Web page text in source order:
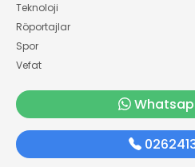
Teknoloji
Röportajlar
Spor
Vefat